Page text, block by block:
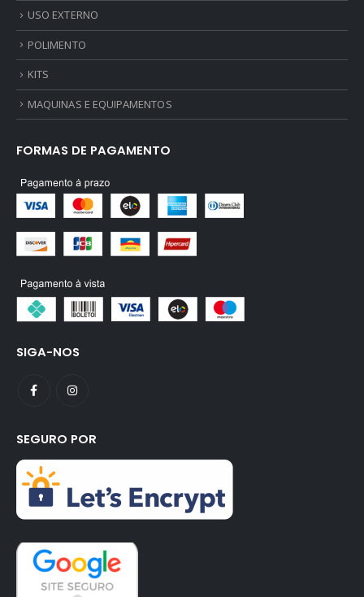
USO EXTERNO
POLIMENTO
KITS
MAQUINAS E EQUIPAMENTOS
FORMAS DE PAGAMENTO
SIGA-NOS
SEGURO POR